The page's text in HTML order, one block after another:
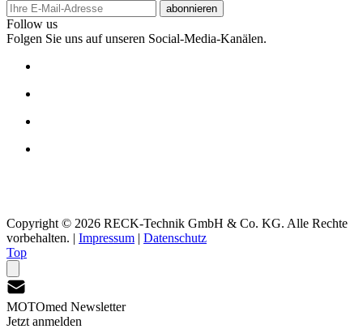
abonnieren
Follow us
Folgen Sie uns auf unseren Social-Media-Kanälen.
Copyright © 2026 RECK-Technik GmbH & Co. KG. Alle Rechte
vorbehalten. | Impressum | Datenschutz
Top
MOTOmed Newsletter
Jetzt anmelden